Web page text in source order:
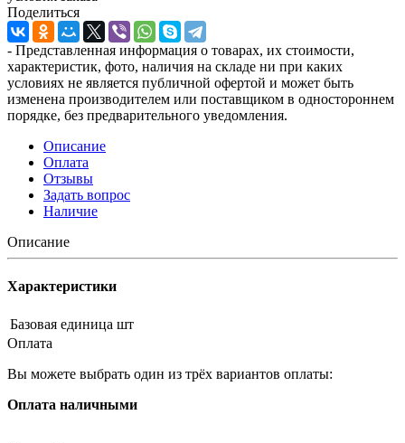
Поделиться
- Представленная информация о товарах, их стоимости,
характеристик, фото, наличия на складе ни при каких
условиях не является публичной офертой и может быть
изменена производителем или поставщиком в одностороннем
порядке, без предварительного уведомления.
Описание
Оплата
Отзывы
Задать вопрос
Наличие
Описание
Характеристики
Базовая единица шт
Оплата
Вы можете выбрать один из трёх вариантов оплаты:
Оплата наличными